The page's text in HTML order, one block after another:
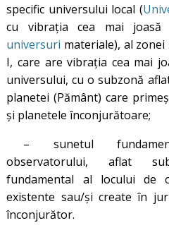
specific universului local (
cu vibrația cea mai
universuri materiale), al
I, care are vibrația cea mai
universului, cu o subzonă
planetei (Pământ) care
și planetele înconjurătoare;
– sunetul
observatorului, aflat
fundamental al locului de
existente sau/și create în
înconjurător.